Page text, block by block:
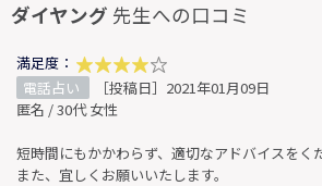
ダイヤング 先生への口コミ
満足度：
電話占い
［投稿日］2021年01月09日
匿名 / 30代 女性
短時間にもかかわらず、適切なアドバイスをく
また、宜しくお願いいたします。